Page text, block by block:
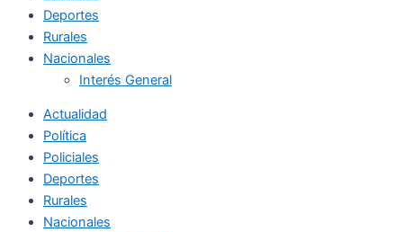
Deportes
Rurales
Nacionales
Interés General
Actualidad
Política
Policiales
Deportes
Rurales
Nacionales